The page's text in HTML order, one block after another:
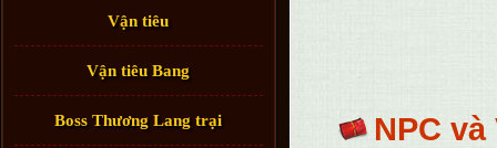
Vận tiêu
Vận tiêu Bang
Boss Thương Lang trại NPC